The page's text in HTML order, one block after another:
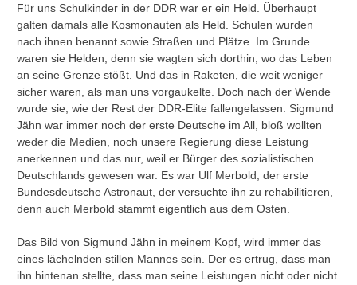
Für uns Schulkinder in der DDR war er ein Held. Überhaupt
galten damals alle Kosmonauten als Held. Schulen wurden
nach ihnen benannt sowie Straßen und Plätze. Im Grunde
waren sie Helden, denn sie wagten sich dorthin, wo das Leben
an seine Grenze stößt. Und das in Raketen, die weit weniger
sicher waren, als man uns vorgaukelte. Doch nach der Wende
wurde sie, wie der Rest der DDR-Elite fallengelassen. Sigmund
Jähn war immer noch der erste Deutsche im All, bloß wollten
weder die Medien, noch unsere Regierung diese Leistung
anerkennen und das nur, weil er Bürger des sozialistischen
Deutschlands gewesen war. Es war Ulf Merbold, der erste
Bundesdeutsche Astronaut, der versuchte ihn zu rehabilitieren,
denn auch Merbold stammt eigentlich aus dem Osten.
Das Bild von Sigmund Jähn in meinem Kopf, wird immer das
eines lächelnden stillen Mannes sein. Der es ertrug, dass man
ihn hintenan stellte, dass man seine Leistungen nicht oder nicht